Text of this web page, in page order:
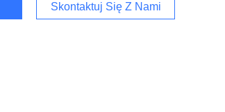
Skontaktuj Się Z Nami